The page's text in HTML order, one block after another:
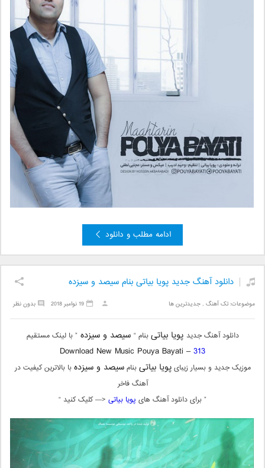
ادامه مطلب و دانلود
دانلود آهنگ جدید پویا بیاتی بنام سیصد و سیزده
موضوعات:تک آهنگ ,جدیدترین ها بدون نظر 19 نوامبر 2018
دانلود آهنگ جدید پویا بیاتیبنام “ سیصد و سیزده” با لینک مستقیم
Download New Music Pouya Bayati –313
موزیک جدید و بسیار زیبایپویا بیاتیبنامسیصد و سیزدهبا بالاترین کیفیت در
آهنگ فاخر
” برای دانلود آهنگ های پویا بیاتی <— کلیک کنید “